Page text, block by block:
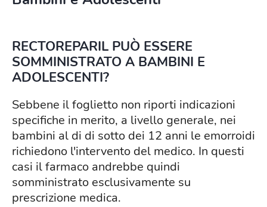
RECTOREPARIL PUÒ ESSERE
SOMMINISTRATO A BAMBINI E
ADOLESCENTI?
Sebbene il foglietto non riporti indicazioni
specifiche in merito, a livello generale, nei
bambini al di di sotto dei 12 anni le emorroidi
richiedono l'intervento del medico. In questi
casi il farmaco andrebbe quindi
somministrato esclusivamente su
prescrizione medica.